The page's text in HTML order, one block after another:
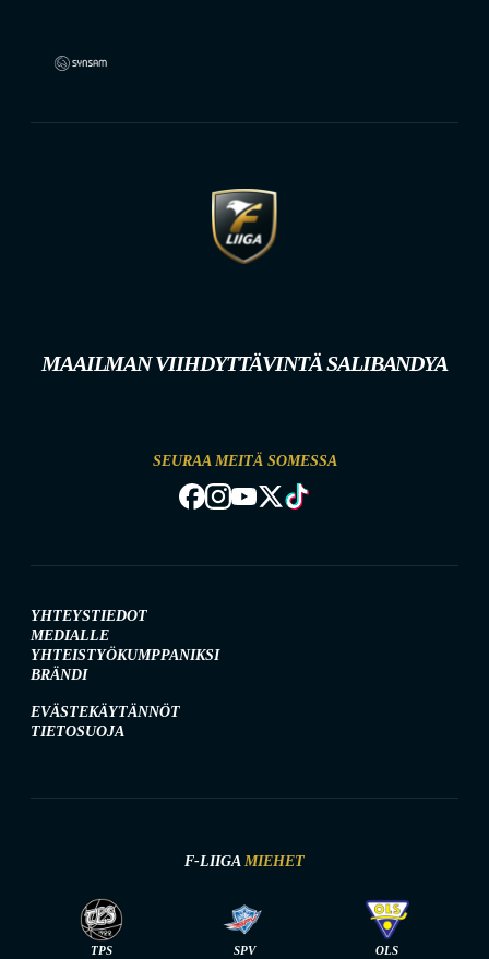
MAAILMAN VIIHDYTTÄVINTÄ SALIBANDYA
SEURAA MEITÄ SOMESSA
YHTEYSTIEDOT
MEDIALLE
YHTEISTYÖKUMPPANIKSI
BRÄNDI
EVÄSTEKÄYTÄNNÖT
TIETOSUOJA
F-LIIGA MIEHET
TPS SPV OLS